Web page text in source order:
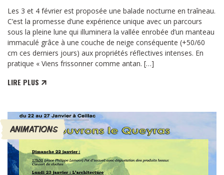
Les 3 et 4 février est proposée une balade nocturne en traîneau.
C’est la promesse d’une expérience unique avec un parcours
sous la pleine lune qui illuminera la vallée enrobée d’un manteau
immaculé grâce à une couche de neige conséquente (+50/60
cm ces derniers jours) aux propriétés réflectives intenses. En
pratique « Viens frissonner comme antan. […]
LIRE PLUS
ANIMATIONS